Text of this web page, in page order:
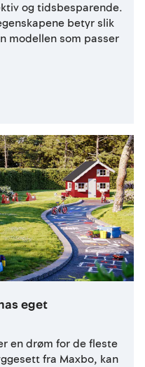
og tidsbesparende.
betyr slik
modellen som passer
eget
en drøm for de fleste
fra Maxbo, kan